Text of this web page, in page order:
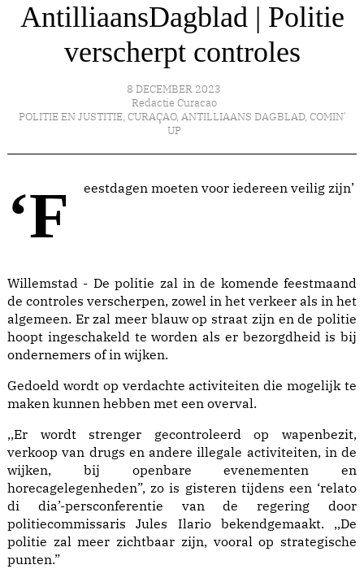
AntilliaansDagblad | Politie
verscherpt controles
8 DECEMBER 2023
Redactie Curacao
POLITIE EN JUSTITIE, CURAÇAO, ANTILLIAANS DAGBLAD, COMIN'
UP
‘Feestdagen moeten voor iedereen veilig zijn’
Willemstad - De politie zal in de komende feestmaand
de controles verscherpen, zowel in het verkeer als in het
algemeen. Er zal meer blauw op straat zijn en de politie
hoopt ingeschakeld te worden als er bezorgdheid is bij
ondernemers of in wijken.
Gedoeld wordt op verdachte activiteiten die mogelijk te
maken kunnen hebben met een overval.
,,Er wordt strenger gecontroleerd op wapenbezit,
verkoop van drugs en andere illegale activiteiten, in de
wijken, bij openbare evenementen en
horecagelegenheden”, zo is gisteren tijdens een ‘relato
di dia’-persconferentie van de regering door
politiecommissaris Jules Ilario bekendgemaakt. ,,De
politie zal meer zichtbaar zijn, vooral op strategische
punten.”